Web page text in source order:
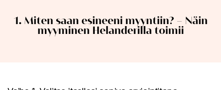
1. Miten saan esineeni myyntiin? – Näin
myyminen Helanderilla toimii